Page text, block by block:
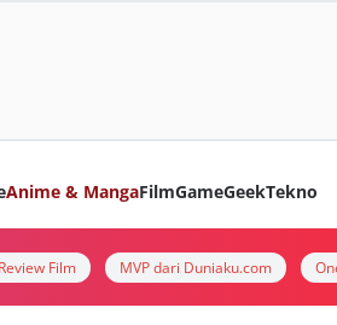
Anime & MangaFilmGameGeekTekno
Review Film MVP dari Duniaku.com